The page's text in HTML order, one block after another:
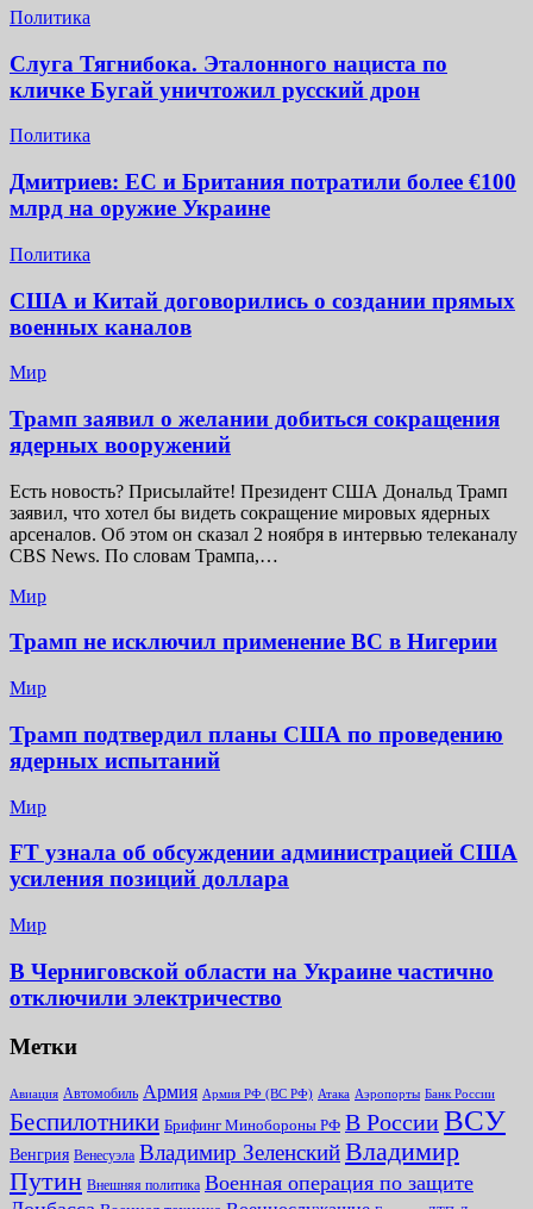
Политика
Слуга Тягнибока. Эталонного нациста по
кличке Бугай уничтожил русский дрон
Политика
Дмитриев: ЕС и Британия потратили более €100
млрд на оружие Украине
Политика
США и Китай договорились о создании прямых
военных каналов
Мир
Трамп заявил о желании добиться сокращения
ядерных вооружений
Есть новость? Присылайте! Президент США Дональд Трамп
заявил, что хотел бы видеть сокращение мировых ядерных
арсеналов. Об этом он сказал 2 ноября в интервью телеканалу
CBS News. По словам Трампа,…
Мир
Трамп не исключил применение ВС в Нигерии
Мир
Трамп подтвердил планы США по проведению
ядерных испытаний
Мир
FT узнала об обсуждении администрацией США
усиления позиций доллара
Мир
В Черниговской области на Украине частично
отключили электричество
Метки
Авиация Автомобиль Армия Армия РФ (ВС РФ) Атака Аэропорты Банк России
Беспилотники Брифинг Минобороны РФ В России ВСУ
Венгрия Венесуэла Владимир ЗеленскийВладимир
Путин Внешняя политика Военная операция по защите